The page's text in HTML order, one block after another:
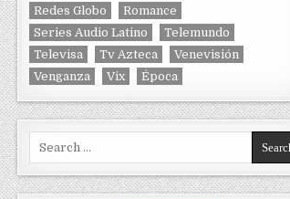
Redes Globo
Romance
Series Audio Latino
Telemundo
Televisa
Tv Azteca
Venevisión
Venganza
Vix Época
Search for: